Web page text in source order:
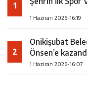
1
1 Haziran 2026-16:19
2
Onikişubat
Önsen’e
1 Haziran 2026-16:07